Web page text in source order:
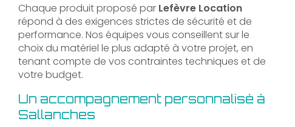
Chaque produit proposé par Lefèvre Location
répond à des exigences strictes de sécurité et de
performance. Nos équipes vous conseillent sur le
choix du matériel le plus adapté à votre projet, en
tenant compte de vos contraintes techniques et de
votre budget.
Un accompagnement personnalisé à
Sallanches